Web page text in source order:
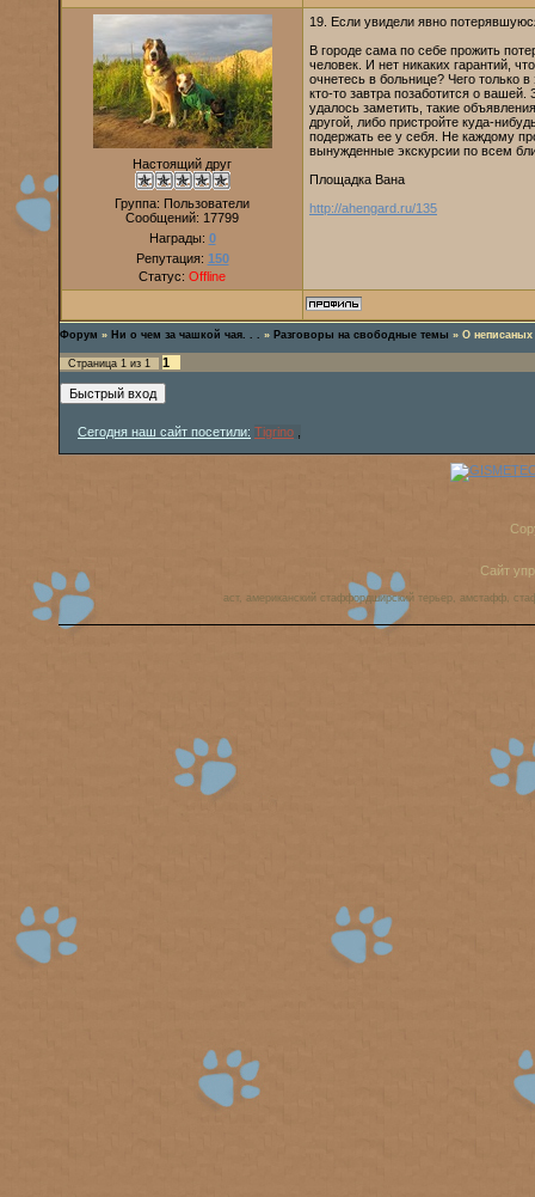
Настоящий друг
Группа: Пользователи
Сообщений: 17799
Награды: 0
Репутация: 150
Статус: Offline
19. Если увидели явно
В городе сама по себе прожить
человек. И нет никаких гарантий,
очнетесь в больнице? Чего только
кто-то завтра позаботится о
удалось заметить, такие
другой, либо пристройте куда-
подержать ее у себя. Не каждому
вынужденные экскурсии по всем
Площадка Вана
http://ahengard.ru/135
Форум » Ни о чем за чашкой чая. . . » Разговоры на свободные темы » О неписаных
Страница 1 из 1 1
Сегодня наш сайт посетили: Tigrino
Сайт
аст, американский стаффордширский терьер, амстафф,